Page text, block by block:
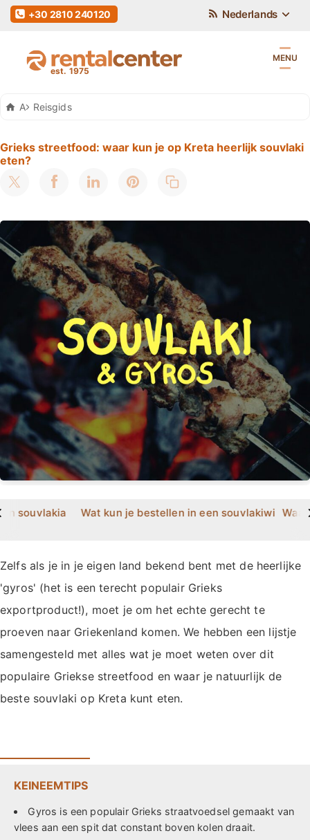
Auto Huren Kreta
Reisgids
Grieks streetfood: waar kun je op Kreta heerlijk souvlaki
eten?
souvlakia Wat kun je bestellen in een souvlakiwinkel? >
Zelfs als je in je eigen land bekend bent met de heerlijke
'gyros' (het is een terecht populair Grieks
exportproduct!), moet je om het echte gerecht te
proeven naar Griekenland komen. We hebben een lijstje
samengesteld met alles wat je moet weten over dit
populaire Griekse streetfood en waar je natuurlijk de
beste souvlaki op Kreta kunt eten.
KEINEEMTIPS
Gyros is een populair Grieks straatvoedsel gemaakt van
vlees aan een spit dat constant boven kolen draait.
Nederlands
+30 2810 240120
MENU